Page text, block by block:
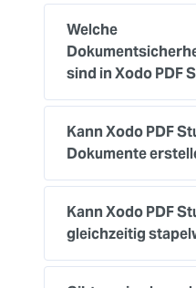
Welche
sind in Xodo PDF
Kann Xodo PDF
Dokumente
Kann Xodo PDF
gleichzeitig